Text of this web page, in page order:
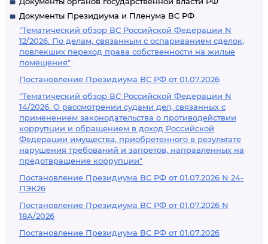
Документы Президиума и Пленума ВС РФ
"Тематический обзор ВС Российской Федерации N
12/2026. По делам, связанным с оспариванием сделок,
повлекших переход права собственности на жилые
помещения"
Постановление Президиума ВС РФ от 01.07.2026
"Тематический обзор ВС Российской Федерации N
14/2026. О рассмотрении судами дел, связанных с
применением законодательства о противодействии
коррупции и обращением в доход Российской
Федерации имущества, приобретенного в результате
нарушения требований и запретов, направленных на
предотвращение коррупции"
Постановление Президиума ВС РФ от 01.07.2026 N 24-
ПЭК26
Постановление Президиума ВС РФ от 01.07.2026 N
18А/2026
Постановление Президиума ВС РФ от 01.07.2026